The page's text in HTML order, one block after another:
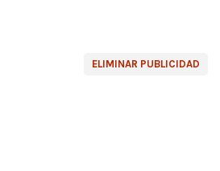
ELIMINAR PUBLICIDAD